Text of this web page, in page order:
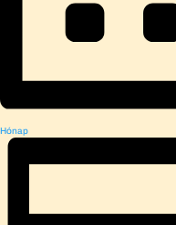
Hónap